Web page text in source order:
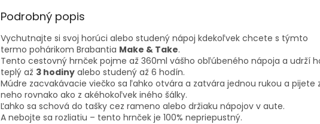
Podrobný popis
Vychutnajte si svoj horúci alebo studený nápoj kdekoľvek chcete s týmto
termo pohárikom Brabantia Make & Take.
Tento cestovný hrnček pojme až 360ml vášho obľúbeného nápoja a udrží
teplý až 3 hodiny alebo studený až 6 hodín.
Múdre zacvakávacie viečko sa ľahko otvára a zatvára jednou rukou a pijete
neho rovnako ako z akéhokoľvek iného šálky.
Ľahko sa schová do tašky cez rameno alebo držiaku nápojov v aute.
A nebojte sa rozliatiu – tento hrnček je 100% nepriepustný.